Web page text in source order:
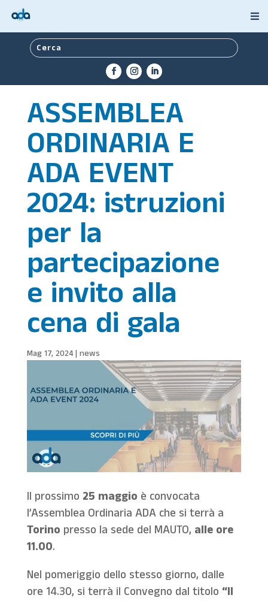
ASSEMBLEA
ORDINARIA E
ADA EVENT
2024: istruzioni
per la
partecipazione
e invito alla
cena di gala
Mag 17, 2024| news
Il prossimo 25 maggio è convocata
l’Assemblea Ordinaria ADA che si terrà a
Torino presso la sede del MAUTO, alle ore
11.00.
Nel pomeriggio dello stesso giorno, dalle
ore 14.30, si terrà il Convegno dal titolo “Il